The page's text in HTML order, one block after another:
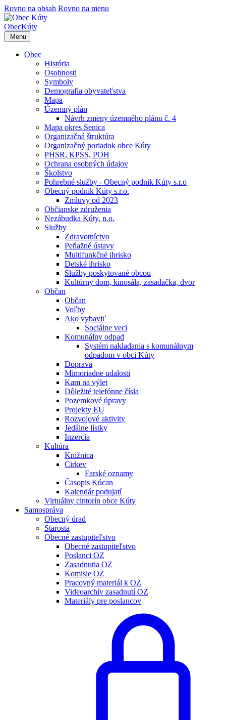
Rovno na obsah Rovno na menu
ObecKúty
Menu
Obec
História
Osobnosti
Symboly
Demografia obyvateľstva
Mapa
Územný plán
Návrh zmeny územného plánu č. 4
Mapa okres Senica
Organizačná štruktúra
Organizačný poriadok obce Kúty
PHSR, KPSS, POH
Ochrana osobných údajov
Školstvo
Pohrebné služby - Obecný podnik Kúty s.r.o
Obecný podnik Kúty s.r.o.
Zmluvy od 2023
Občianske združenia
Nezábudka Kúty, n.o.
Služby
Zdravotníctvo
Peňažné ústavy
Multifunkčné ihrisko
Detské ihrisko
Služby poskytované obcou
Kultúrny dom, kinosála, zasadačka, dvor
Občan
Občan
Voľby
Ako vybaviť
Sociálne veci
Komunálny odpad
Systém nakladania s komunálnym
odpadom v obci Kúty
Doprava
Mimoriadne udalosti
Kam na výlet
Dôležité telefónne čísla
Pozemkové úpravy
Projekty EU
Rozvojové aktivity
Jedálne lístky
Inzercia
Kultúra
Knižnica
Cirkev
Farské oznamy
Časopis Kúcan
Kalendár podujatí
Virtuálny cintorín obce Kúty
Samospráva
Obecný úrad
Starosta
Obecné zastupiteľstvo
Obecné zastupiteľstvo
Poslanci OZ
Zasadnutia OZ
Komisie OZ
Pracovný materiál k OZ
Videoarchív zasadnutí OZ
Materiály pre poslancov